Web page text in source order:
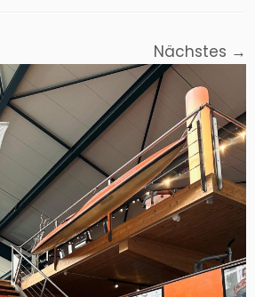
Nächstes →